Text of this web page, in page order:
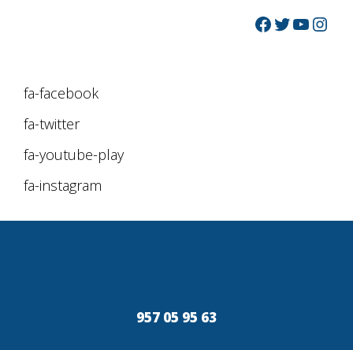
fa-facebook
fa-twitter
fa-youtube-play
fa-instagram
957 05 95 63